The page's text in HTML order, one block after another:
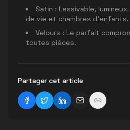
Satin : Lessivable,
de vie et chambres d'enfants.
Velours : Le parfait
toutes pièces.
Partager cet article